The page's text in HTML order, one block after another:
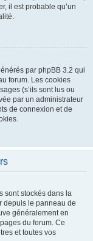
il est probable qu’un
par phpBB 3.2 qui
forum. Les cookies
(s’ils sont lus ou
par un administrateur
de connexion et de
sont stockés dans la
depuis le panneau de
généralement en
du forum. Ce
et toutes vos